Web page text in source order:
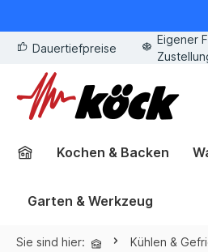
Dauertiefpreise
Eigener
Kochen & Backen
Garten & Werkzeug
Sie sind hier: Kühlen &